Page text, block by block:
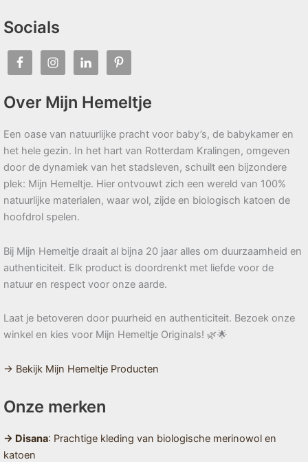
Socials
Over Mijn Hemeltje
Een oase van natuurlijke pracht voor baby’s, de babykamer en
het hele gezin. In het hart van Rotterdam Kralingen, omgeven
door de dynamiek van het stadsleven, schuilt een bijzondere
plek: Mijn Hemeltje. Hier ontvouwt zich een wereld van 100%
natuurlijke materialen, waar wol, zijde en biologisch katoen de
hoofdrol spelen.
Bij Mijn Hemeltje draait al bijna 20 jaar alles om duurzaamheid en
authenticiteit. Elk product is doordrenkt met liefde voor de
natuur en respect voor onze aarde.
Laat je betoveren door puurheid en authenticiteit. Bezoek onze
winkel en kies voor Mijn Hemeltje Originals! 🌿🌟
→ Bekijk Mijn Hemeltje Producten
Onze merken
→ Disana: Prachtige kleding van biologische merinowol en
katoen